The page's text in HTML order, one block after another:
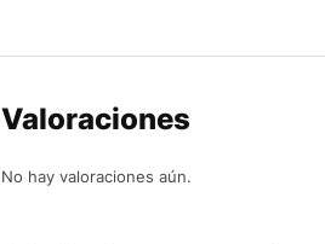
Valoraciones
No hay valoraciones aún.